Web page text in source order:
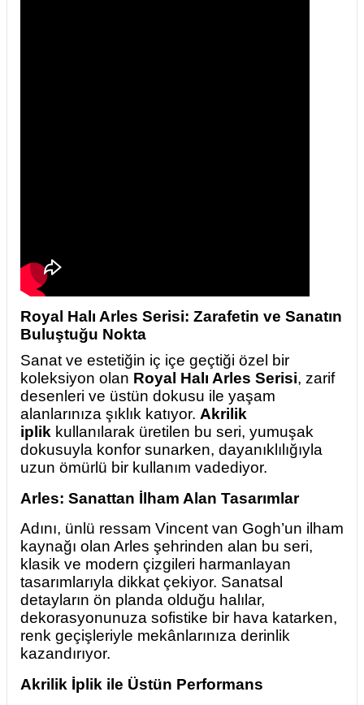
Royal Halı Arles Serisi: Zarafetin ve Sanatın
Buluştuğu Nokta
Sanat ve estetiğin iç içe geçtiği özel bir
koleksiyon olan Royal Halı Arles Serisi, zarif
desenleri ve üstün dokusu ile yaşam
alanlarınıza şıklık katıyor. Akrilik
iplik kullanılarak üretilen bu seri, yumuşak
dokusuyla konfor sunarken, dayanıklılığıyla
uzun ömürlü bir kullanım vadediyor.
Arles: Sanattan İlham Alan Tasarımlar
Adını, ünlü ressam Vincent van Gogh’un ilham
kaynağı olan Arles şehrinden alan bu seri,
klasik ve modern çizgileri harmanlayan
tasarımlarıyla dikkat çekiyor. Sanatsal
detayların ön planda olduğu halılar,
dekorasyonunuza sofistike bir hava katarken,
renk geçişleriyle mekânlarınıza derinlik
kazandırıyor.
Akrilik İplik ile Üstün Performans